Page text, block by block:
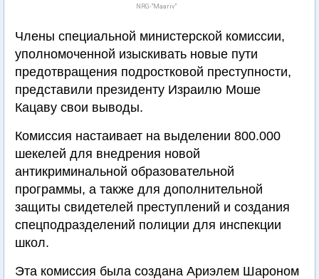
NRG-"Maariv"
Члены специальной министерской комиссии,
уполномоченной изыскивать новые пути
предотвращения подростковой преступности,
представили президенту Израилю Моше
Кацаву свои выводы.
Комиссия настаивает на выделении 800.000
шекелей для внедрения новой
антикриминальной образовательной
программы, а также для дополнительной
защиты свидетелей преступлений и создания
спецподразделений полиции для инспекции
школ.
Эта комиссия была создана Ариэлем Шароном